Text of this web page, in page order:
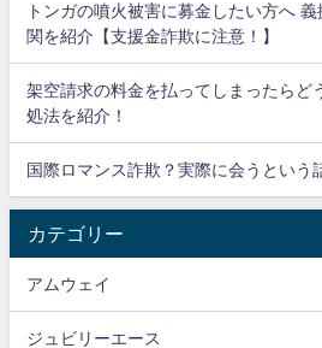
トンガの噴火被害に募金したい方へ
関を紹介【支援金詐欺に注意！】
架空請求の料金を払ってしまったらど
処法を紹介！
国際ロマンス詐欺？実際に会うという
カテゴリー
アムウェイ
ジュビリーエース